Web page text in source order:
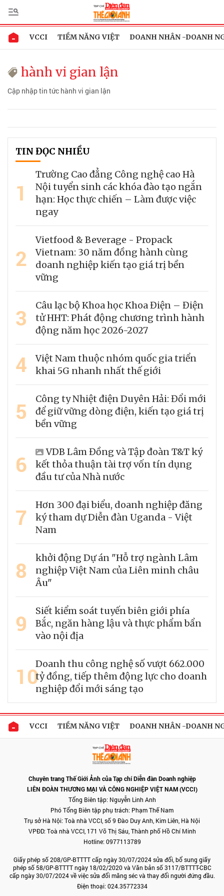
VCCI TIỀM NĂNG VIỆT DOANH NHÂN -DOANH
hành vi gian lận
Cập nhập tin tức hành vi gian lận
TIN ĐỌC NHIỀU
1
Trường Cao đẳng Công nghệ cao Hà
Nội tuyển sinh các khóa đào tạo ngắn
hạn: Học thực chiến – Làm được việc
ngay
2
Vietfood & Beverage - Propack
Vietnam: 30 năm đồng hành cùng
doanh nghiệp kiến tạo giá trị bền
vững
3
Câu lạc bộ Khoa học Khoa Điện – Điện
tử HHT: Phát động chương trình hành
động năm học 2026-2027
4
Việt Nam thuộc nhóm quốc gia triển
khai 5G nhanh nhất thế giới
5
Công ty Nhiệt điện Duyên Hải: Đổi mới
để giữ vững dòng điện, kiến tạo giá trị
bền vững
6
VDB Lâm Đồng và Tập đoàn T&T ký
kết thỏa thuận tài trợ vốn tín dụng
đầu tư của Nhà nước
7
Hơn 300 đại biểu, doanh nghiệp đăng
ký tham dự Diễn đàn Uganda - Việt
Nam
8
khởi động Dự án "Hỗ trợ ngành Lâm
nghiệp Việt Nam của Liên minh châu
Âu"
9
Siết kiểm soát tuyến biên giới phía
Bắc, ngăn hàng lậu và thực phẩm bẩn
vào nội địa
10Doanh thu công nghệ số vượt 662.000
tỷ đồng, tiếp thêm động lực cho doanh
nghiệp đổi mới sáng tạo
VCCI TIỀM NĂNG VIỆT DOANH NHÂN -DOANH
Chuyên trang Thế Giới Ảnh của Tạp chí Diễn đàn Doanh nghiệp
LIÊN ĐOÀN THƯƠNG MẠI VÀ CÔNG NGHIỆP VIỆT NAM (VCCI)
Tổng Biên tập: Nguyễn Linh Anh
Phó Tổng Biên tập phụ trách: Phạm Thế Nam
Trụ sở Hà Nội: Toà nhà VCCI, số 9 Đào Duy Anh, Kim Liên, Hà Nội
VPĐD: Toà nhà VCCI, 171 Võ Thị Sáu, Thành phố Hồ Chí Minh
Hotline: 0977113789
Giấy phép số 208/GP-BTTTT cấp ngày 30/07/2024 sửa đổi, bổ sung giấy
phép số 58/GP-BTTTT ngày 18/02/2020 và Văn bản số 3117/BTTTT-CBC
cấp ngày 30/07/2024 về việc sửa đổi măng séc và thay đổi người đứng đầu.
Điện thoại: 024.35772334